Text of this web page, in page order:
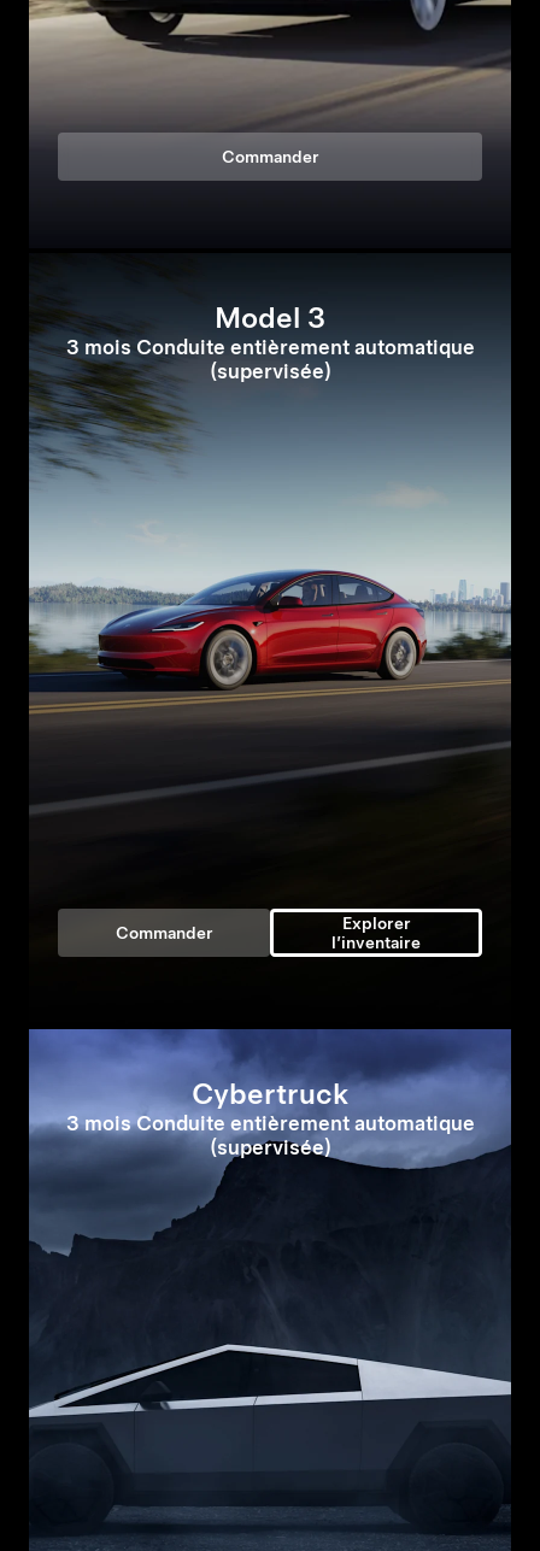
Commander
Model 3
3 mois Conduite entièrement automatique
(supervisée)
Commander
Explorer
l’inventaire
Cybertruck
3 mois Conduite entièrement automatique
(supervisée)